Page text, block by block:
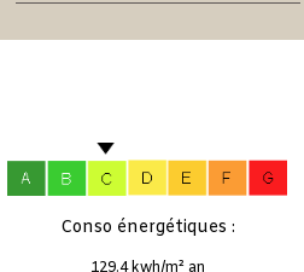
Conso énergétiques :